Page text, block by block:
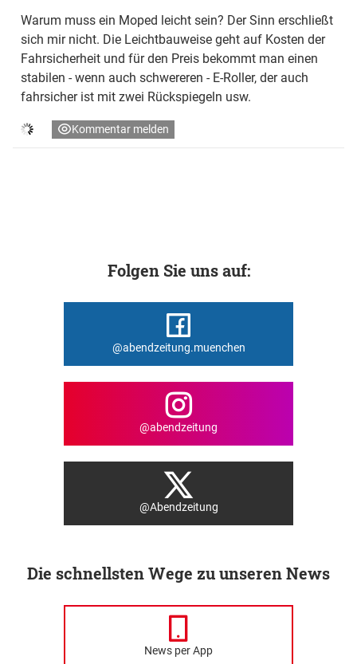
Warum muss ein Moped leicht sein? Der Sinn erschließt
sich mir nicht. Die Leichtbauweise geht auf Kosten der
Fahrsicherheit und für den Preis bekommt man einen
stabilen - wenn auch schwereren - E-Roller, der auch
fahrsicher ist mit zwei Rückspiegeln usw.
Kommentar melden
Folgen Sie uns auf:
@abendzeitung.muenchen
@abendzeitung
@Abendzeitung
Die schnellsten Wege zu unseren News
News per App